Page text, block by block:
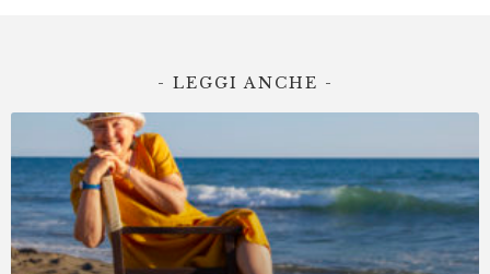
- LEGGI ANCHE -